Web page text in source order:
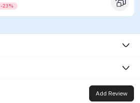
-23%
Add Review